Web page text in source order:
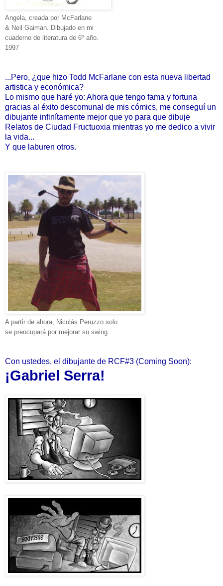
Angela, creada por McFarlane
& Neil Gaiman. Dibujado en mi
cuaderno de literatura de 6º año.
1997
...Pero, ¿que hizo Todd McFarlane con esta nueva libertad
artistica y económica?
Lo mismo que haré yo: Ahora que tengo fama y fortuna
gracias al éxito descomunal de mis cómics, me conseguí un
dibujante infinítamente mejor que yo para que dibuje
Relatos de Ciudad Fructuoxia mientras yo me dedico a vivir
la vida...
Y que laburen otros.
A partir de ahora, Nicolás Peruzzo solo
se preocupará por mejorar su swing.
Con ustedes, el dibujante de RCF#3 (Coming Soon):
¡Gabriel Serra!